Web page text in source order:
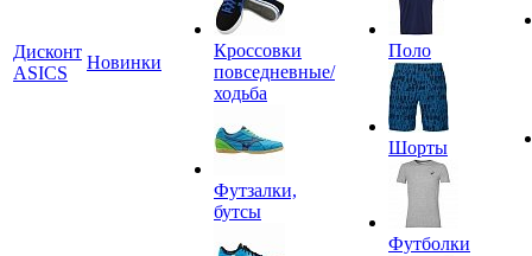
Дисконт
ASICS
Новинки
Кроссовки
повседневные/
ходьба
Футзалки,
бутсы
Поло
Шорты
Футболки